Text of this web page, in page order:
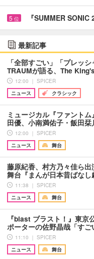
5 位 『SUMMER
最新記事
「全部すごい」「プレッ
TRAUMが語る、The
12:00 ｜ SPICER
ニュース
クラシック
ミュージカル『ファント
田優、小南満佑子・飯田栞
12:00 ｜ SPICER
ニュース
舞台
藤原紀香、村方乃々佳ら
舞台『まんが日本昔ばな
11:38 ｜ SPICER
ニュース
舞台
『blast ブラスト！』東
ポーターの佐野晶哉「すご
11:10 ｜ SPICER
ニュース
舞台